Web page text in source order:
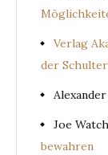
Verlag
der Schulter
Joe
bewahren